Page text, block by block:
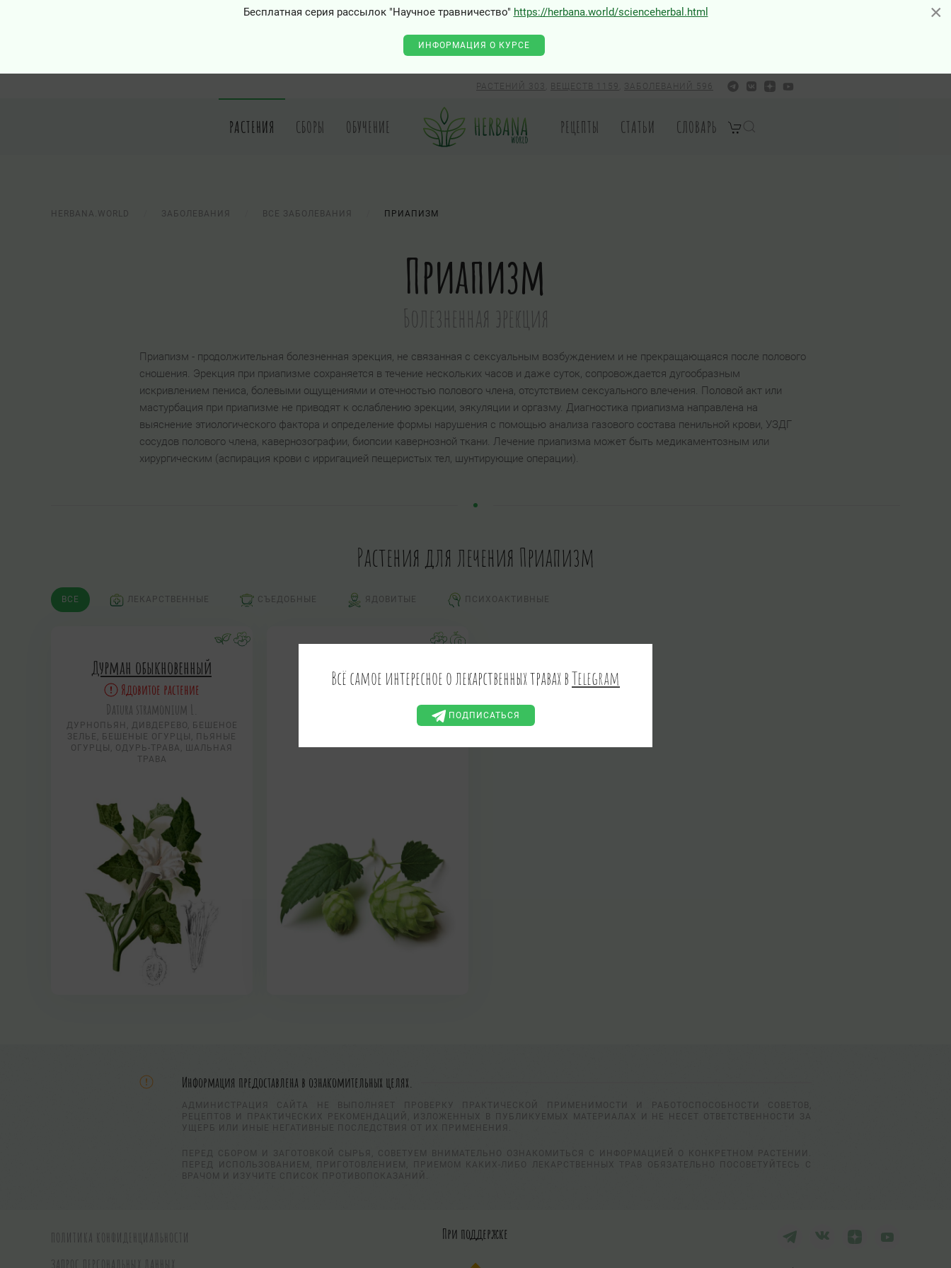
×
Бесплатная серия рассылок "Научное травничество" https://herbana.world/scienceherbal.html
ИНФОРМАЦИЯ О КУРСЕ
РАСТЕНИЙ 303 ВЕЩЕСТВ 1159 ЗАБОЛЕВАНИЙ 596
РАСТЕНИЯ СБОРЫ ОБУЧЕНИЕ РЕЦЕПТЫ СТАТЬИ СЛОВАРЬ
HERBANA.WORLD ЗАБОЛЕВАНИЯ ВСЕ ЗАБОЛЕВАНИЯ ПРИАПИЗМ
Приапизм
Болезненная эрекция
Приапизм - продолжительная болезненная эрекция, не связанная с сексуальным возбуждением и не прекращающаяся после полового
сношения. Эрекция при приапизме сохраняется в течение нескольких часов и даже суток, сопровождается дугообразным
искривлением пениса, болевыми ощущениями и отечностью полового члена, отсутствием сексуального влечения. Половой акт или
мастурбация при приапизме не приводят к ослаблению эрекции, эякуляции и оргазму. Диагностика приапизма направлена на
выяснение этиологического фактора и определение формы нарушения с помощью анализа газового состава пенильной крови, УЗДГ
сосудов полового члена, кавернозографии, биопсии кавернозной ткани. Лечение приапизма может быть медикаментозным или
хирургическим (аспирация крови с ирригацией пещеристых тел, шунтирующие операции).
Растения для лечения Приапизм
ВСЕ ЛЕКАРСТВЕННЫЕ СЪЕДОБНЫЕ ЯДОВИТЫЕ ПСИХОАКТИВНЫЕ
Дурман обыкновенный
Ядовитое растение
Datura stramonium L.
ДУРНОПЬЯН, ДИВДЕРЕВО, БЕШЕНОЕ
ЗЕЛЬЕ, БЕШЕНЫЕ ОГУРЦЫ, ПЬЯНЫЕ
ОГУРЦЫ, ОДУРЬ-ТРАВА, ШАЛЬНАЯ
ТРАВА
Хмель обыкновенный
Humulus lupulus L.
ХМИЛЬ, ГОРКАЧ, ЦВИЛЬ
Информация предоставлена в ознакомительных целях.
АДМИНИСТРАЦИЯ САЙТА НЕ ВЫПОЛНЯЕТ ПРОВЕРКУ ПРАКТИЧЕСКОЙ ПРИМЕНИМОСТИ И РАБОТОСПОСОБНОСТИ СОВЕТОВ,
РЕЦЕПТОВ И ПРАКТИЧЕСКИХ РЕКОМЕНДАЦИЙ, ИЗЛОЖЕННЫХ В ПУБЛИКУЕМЫХ МАТЕРИАЛАХ И НЕ НЕСЕТ ОТВЕТСТВЕННОСТИ ЗА
УЩЕРБ ИЛИ ИНЫЕ НЕГАТИВНЫЕ ПОСЛЕДСТВИЯ ОТ ИХ ПРИМЕНЕНИЯ.
ПЕРЕД СБОРОМ И ЗАГОТОВКОЙ СЫРЬЯ, СОВЕТУЕМ ВНИМАТЕЛЬНО ОЗНАКОМИТЬСЯ С ИНФОРМАЦИЕЙ О КОНКРЕТНОМ РАСТЕНИИ.
ПЕРЕД ИСПОЛЬЗОВАНИЕМ, ПРИГОТОВЛЕНИЕМ, ПРИЕМОМ КАКИХ-ЛИБО ЛЕКАРСТВЕННЫХ ТРАВ ОБЯЗАТЕЛЬНО ПОСОВЕТУЙТЕСЬ С
ВРАЧОМ И ИЗУЧИТЕ СПИСОК ПРОТИВОПОКАЗАНИЙ.
ПОЛИТИКА КОНФИДЕНЦИАЛЬНОСТИ
ЗАПРОС ПЕРСОНАЛЬНЫХ ДАННЫХ
При поддержке
×
Всё самое интересное о лекарственных травах вTelegram
ПОДПИСАТЬСЯ